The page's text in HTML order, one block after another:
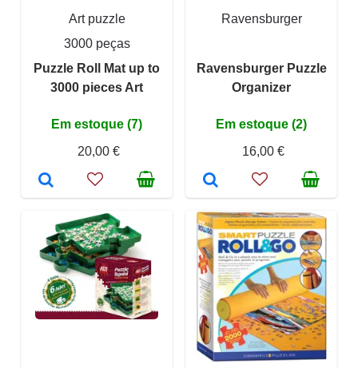
Art puzzle
3000 peças
Puzzle Roll Mat up to
3000 pieces Art
Em estoque (7)
20,00 €
Ravensburger
Ravensburger Puzzle
Organizer
Em estoque (2)
16,00 €